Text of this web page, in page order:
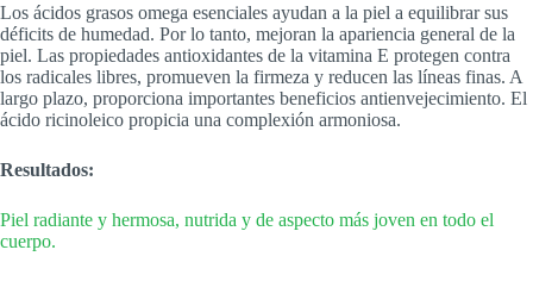
Los ácidos grasos omega esenciales ayudan a la piel a equilibrar sus
déficits de humedad. Por lo tanto, mejoran la apariencia general de la
piel. Las propiedades antioxidantes de la vitamina E protegen contra
los radicales libres, promueven la firmeza y reducen las líneas finas. A
largo plazo, proporciona importantes beneficios antienvejecimiento. El
ácido ricinoleico propicia una complexión armoniosa.
Resultados:
Piel radiante y hermosa, nutrida y de aspecto más joven en todo el
cuerpo.